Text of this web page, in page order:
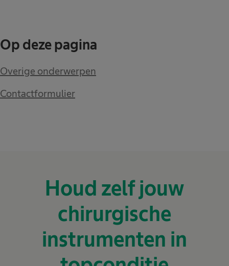
Op deze pagina
Overige onderwerpen
Contactformulier
Houd zelf jouw
chirurgische
instrumenten in